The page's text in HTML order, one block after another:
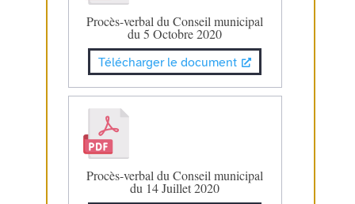
Procès-verbal du Conseil municipal
du 5 Octobre 2020
Télécharger le document
Procès-verbal du Conseil municipal
du 14 Juillet 2020